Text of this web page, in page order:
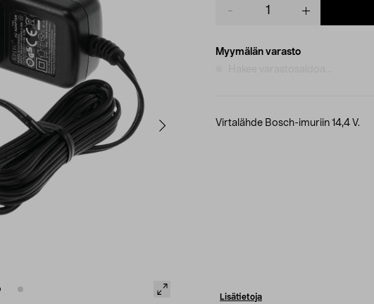
Myymälän varasto
Virtalähde Bosch-imuriin 14,4 V.
Lisätietoja